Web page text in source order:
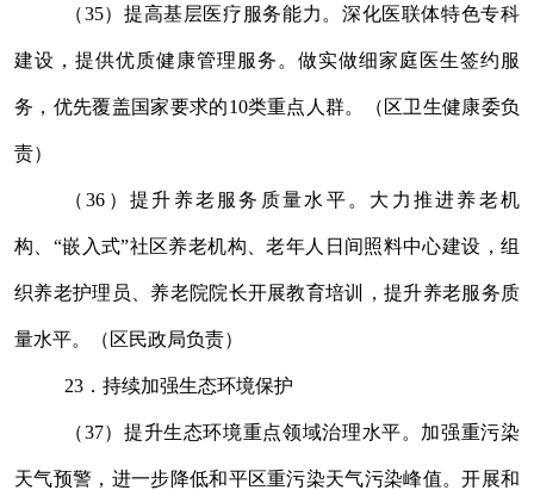
（35）提高基层医疗服务能力。深化医联体特色专科
建设，提供优质健康管理服务。做实做细家庭医生签约服
务，优先覆盖国家要求的10类重点人群。（区卫生健康委负
责）
（36 ）提升养老服务质量水平。大力推进养老机
构、 “嵌入式”社区养老机构、老年人日间照料中心建设，组
织养老护理员、养老院院长开展教育培训，提升养老服务质
量水平。（区民政局负责）
23 ．持续加强生态环境保护
（37）提升生态环境重点领域治理水平。加强重污染
天气预警，进一步降低和平区重污染天气污染峰值。开展和